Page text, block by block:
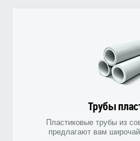
Трубы
Пластиковые трубы из
предлагают вам